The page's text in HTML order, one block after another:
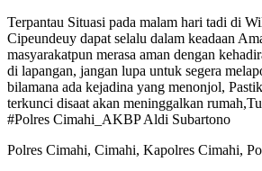
Terpantau Situasi pada malam hari tadi di
Cipeundeuy dapat selalu dalam keadaan
masyarakatpun merasa aman dengan
di lapangan, jangan lupa untuk segera
bilamana ada kejadina yang menonjol,
terkunci disaat akan meninggalkan
#Polres Cimahi_AKBP Aldi Subartono
Polres Cimahi, Cimahi, Kapolres Cimahi,